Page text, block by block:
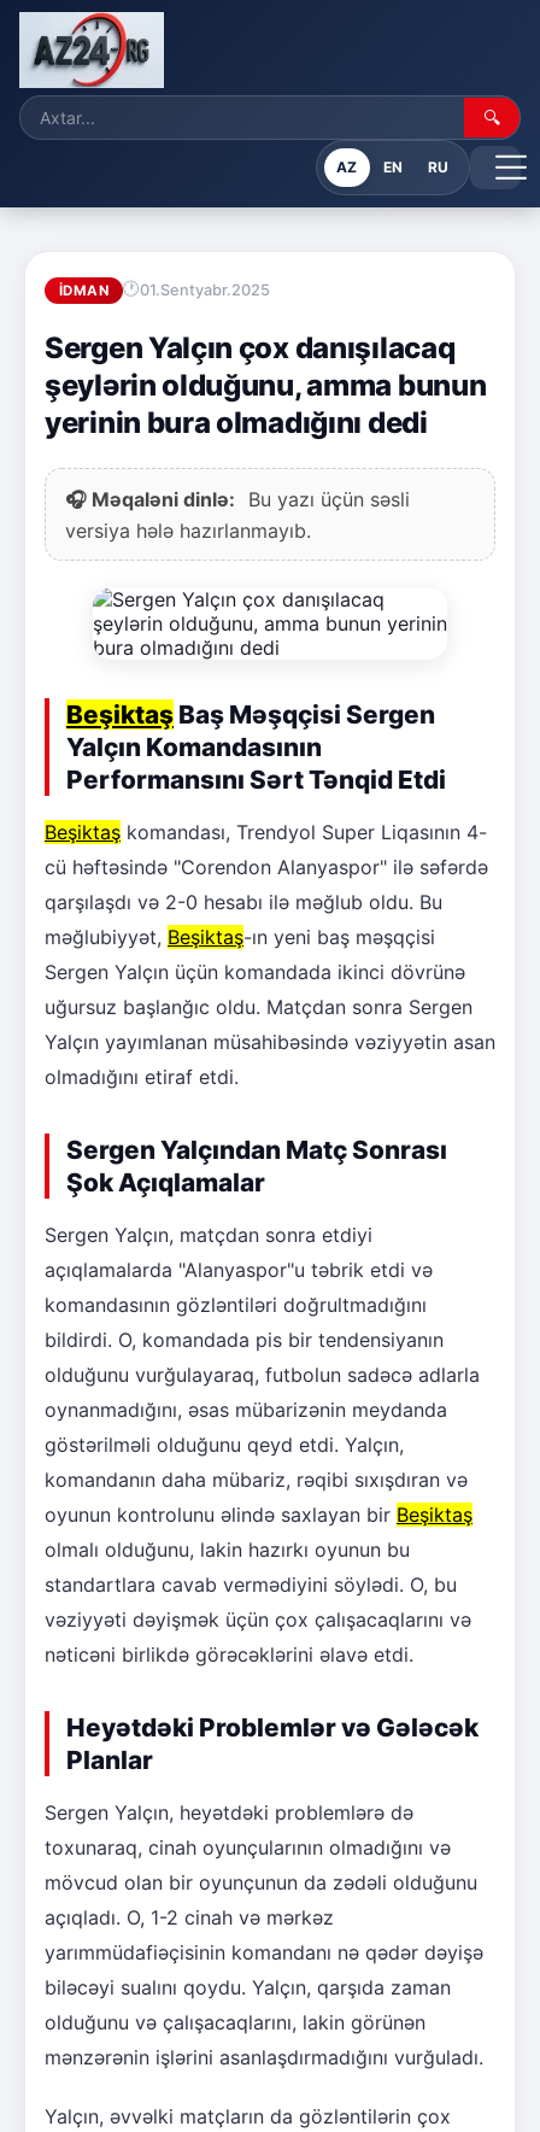
🔍
AZ EN RU
İDMAN 01.Sentyabr.2025
Sergen Yalçın çox danışılacaq
şeylərin olduğunu, amma bunun
yerinin bura olmadığını dedi
🎧 Məqaləni dinlə:
Bu yazı üçün səsli
versiya hələ hazırlanmayıb.
Beşiktaş Baş Məşqçisi Sergen
Yalçın Komandasının
Performansını Sərt Tənqid Etdi
Beşiktaş komandası, Trendyol Super Liqasının 4-
cü həftəsində "Corendon Alanyaspor" ilə səfərdə
qarşılaşdı və 2-0 hesabı ilə məğlub oldu. Bu
məğlubiyyət, Beşiktaş-ın yeni baş məşqçisi
Sergen Yalçın üçün komandada ikinci dövrünə
uğursuz başlanğıc oldu. Matçdan sonra Sergen
Yalçın yayımlanan müsahibəsində vəziyyətin asan
olmadığını etiraf etdi.
Sergen Yalçından Matç Sonrası
Şok Açıqlamalar
Sergen Yalçın, matçdan sonra etdiyi
açıqlamalarda "Alanyaspor"u təbrik etdi və
komandasının gözləntiləri doğrultmadığını
bildirdi. O, komandada pis bir tendensiyanın
olduğunu vurğulayaraq, futbolun sadəcə adlarla
oynanmadığını, əsas mübarizənin meydanda
göstərilməli olduğunu qeyd etdi. Yalçın,
komandanın daha mübariz, rəqibi sıxışdıran və
oyunun kontrolunu əlində saxlayan bir Beşiktaş
olmalı olduğunu, lakin hazırkı oyunun bu
standartlara cavab vermədiyini söylədi. O, bu
vəziyyəti dəyişmək üçün çox çalışacaqlarını və
nəticəni birlikdə görəcəklərini əlavə etdi.
Heyətdəki Problemlər və Gələcək
Planlar
Sergen Yalçın, heyətdəki problemlərə də
toxunaraq, cinah oyunçularının olmadığını və
mövcud olan bir oyunçunun da zədəli olduğunu
açıqladı. O, 1-2 cinah və mərkəz
yarımmüdafiəçisinin komandanı nə qədər dəyişə
biləcəyi sualını qoydu. Yalçın, qarşıda zaman
olduğunu və çalışacaqlarını, lakin görünən
mənzərənin işlərini asanlaşdırmadığını vurğuladı.
Yalçın, əvvəlki matçların da gözləntilərin çox